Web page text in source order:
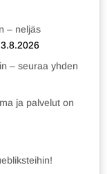
– neljäs
3.8.2026
– seuraa yhden
ja palvelut on